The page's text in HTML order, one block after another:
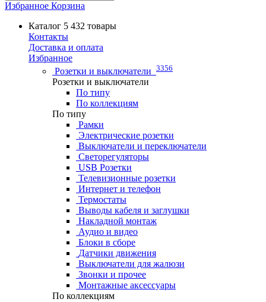
Избранное Корзина
Каталог 5 432 товары
Контакты
Доставка и оплата
Избранное
Розетки и выключатели 3356
Розетки и выключатели
По типу
По коллекциям
По типу
Рамки
Электрические розетки
Выключатели и переключатели
Светорегуляторы
USB Розетки
Телевизионные розетки
Интернет и телефон
Термостаты
Выводы кабеля и заглушки
Накладной монтаж
Аудио и видео
Блоки в сборе
Датчики движения
Выключатели для жалюзи
Звонки и прочее
Монтажные аксессуары
По коллекциям